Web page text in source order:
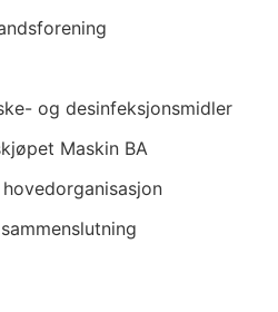
og desinfeksjonsmidler
Maskin BA